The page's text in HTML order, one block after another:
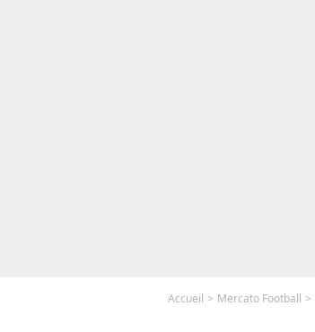
Accueil Mercato Football